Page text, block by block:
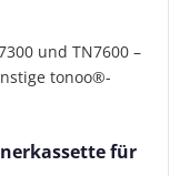
und TN7600 –
tonoo®-
für